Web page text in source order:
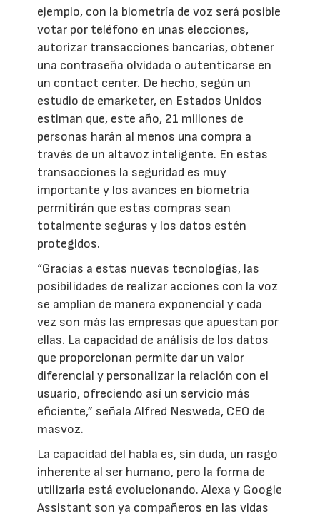
ejemplo, con la biometría de voz será posible
votar por teléfono en unas elecciones,
autorizar transacciones bancarias, obtener
una contraseña olvidada o autenticarse en
un contact center. De hecho, según un
estudio de emarketer, en Estados Unidos
estiman que, este año, 21 millones de
personas harán al menos una compra a
través de un altavoz inteligente. En estas
transacciones la seguridad es muy
importante y los avances en biometría
permitirán que estas compras sean
totalmente seguras y los datos estén
protegidos.
“Gracias a estas nuevas tecnologías, las
posibilidades de realizar acciones con la voz
se amplían de manera exponencial y cada
vez son más las empresas que apuestan por
ellas. La capacidad de análisis de los datos
que proporcionan permite dar un valor
diferencial y personalizar la relación con el
usuario, ofreciendo así un servicio más
eficiente,” señala Alfred Nesweda, CEO de
masvoz.
La capacidad del habla es, sin duda, un rasgo
inherente al ser humano, pero la forma de
utilizarla está evolucionando. Alexa y Google
Assistant son ya compañeros en las vidas